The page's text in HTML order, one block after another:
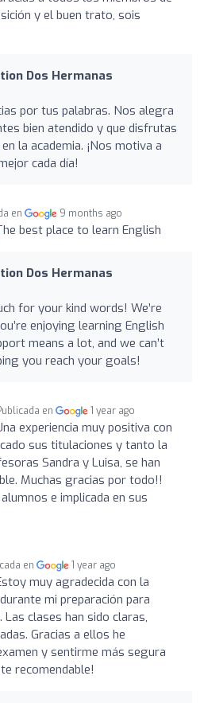
y el buen trato, sois
Dos Hermanas
por tus palabras. Nos alegra
bien atendido y que disfrutas
la academia. ¡Nos motiva a
cada día!
en 9 months ago
best place to learn English
Dos Hermanas
for your kind words! We’re
enjoying learning English
means a lot, and we can’t
you reach your goals!
en 1 year ago
experiencia muy positiva con
sus titulaciones y tanto la
Sandra y Luisa, se han
Muchas gracias por todo!!
e implicada en sus
en 1 year ago
muy agradecida con la
mi preparación para
Las clases han sido claras,
Gracias a ellos he
y sentirme más segura
recomendable!